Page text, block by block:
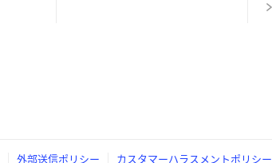
外部送信ポリシー カスタマーハラスメントポリシー